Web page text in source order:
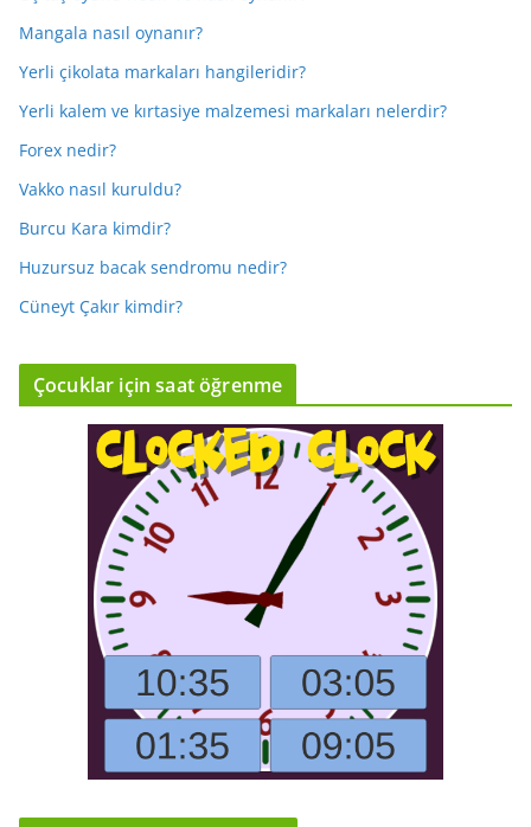
Mangala nasıl oynanır?
Yerli çikolata markaları hangileridir?
Yerli kalem ve kırtasiye malzemesi markaları nelerdir?
Forex nedir?
Vakko nasıl kuruldu?
Burcu Kara kimdir?
Huzursuz bacak sendromu nedir?
Cüneyt Çakır kimdir?
Çocuklar için saat öğrenme